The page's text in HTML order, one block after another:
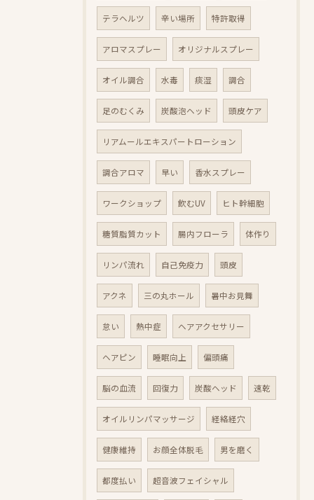
テラヘルツ 辛い場所 特許取得
アロマスプレー オリジナルスプレー
オイル調合 水毒 痰湿 調合
足のむくみ 炭酸泡ヘッド 頭皮ケア
リアムールエキスパートローション
調合アロマ 早い 香水スプレー
ワークショップ 飲むUV ヒト幹細胞
糖質脂質カット 腸内フローラ 体作り
リンパ流れ 自己免疫力 頭皮
アクネ 三の丸ホール 暑中お見舞
怠い 熱中症 ヘアアクセサリー
ヘアピン 睡眠向上 偏頭痛
脳の血流 回復力 炭酸ヘッド 速乾
オイルリンパマッサージ 経絡経穴
健康維持 お顔全体脱毛 男を磨く
都度払い 超音波フェイシャル